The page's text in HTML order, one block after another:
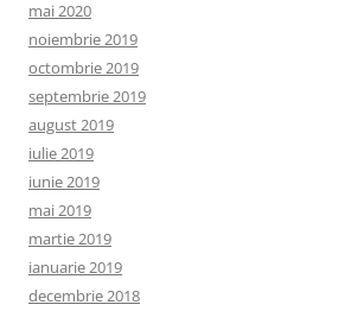
mai 2020
noiembrie 2019
octombrie 2019
septembrie 2019
august 2019
iulie 2019
iunie 2019
mai 2019
martie 2019
ianuarie 2019
decembrie 2018